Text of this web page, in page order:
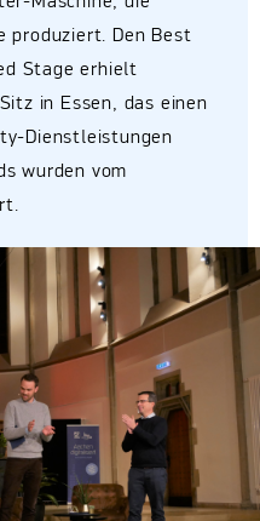
produziert. Den Best
Stage erhielt
in Essen, das einen
Dienstleistungen
wurden vom